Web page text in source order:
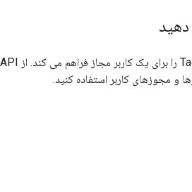
و مجوزهای کاربر استفاده کنید.